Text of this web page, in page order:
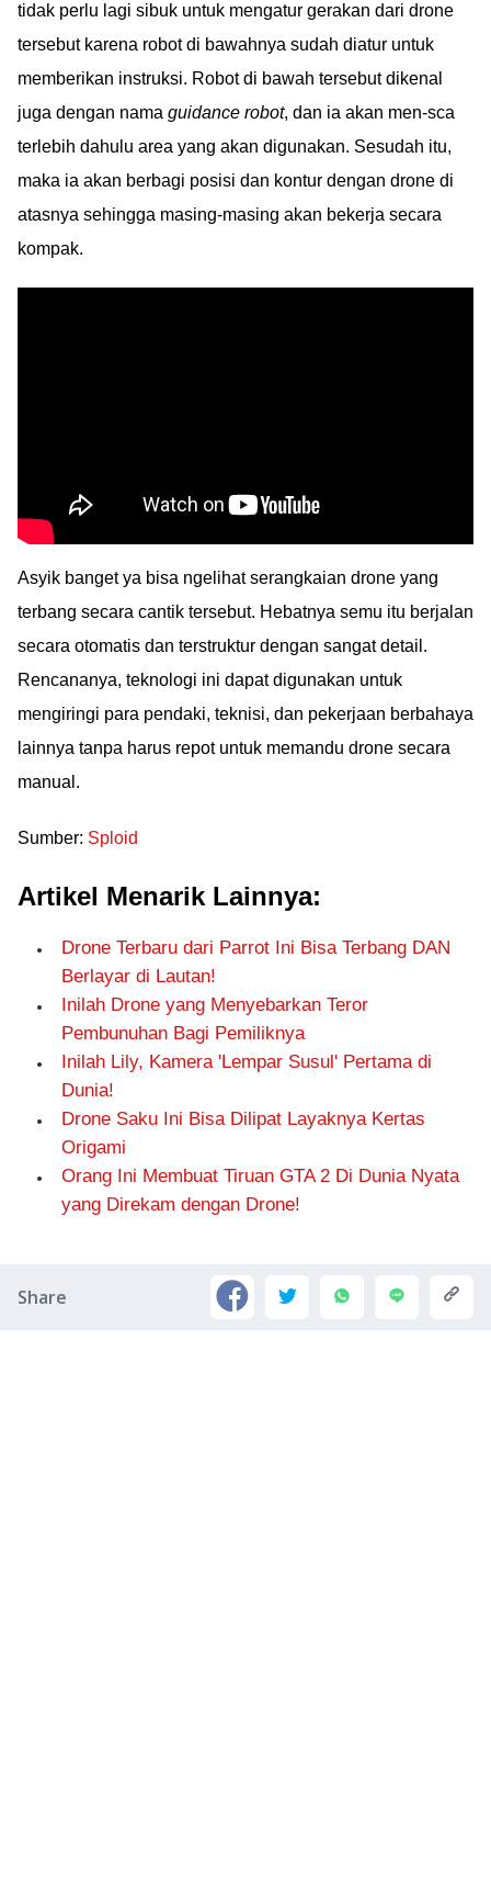
tidak perlu lagi sibuk untuk mengatur gerakan dari drone
tersebut karena robot di bawahnya sudah diatur untuk
memberikan instruksi. Robot di bawah tersebut dikenal
juga dengan nama guidance robot, dan ia akan men-sca
terlebih dahulu area yang akan digunakan. Sesudah itu,
maka ia akan berbagi posisi dan kontur dengan drone di
atasnya sehingga masing-masing akan bekerja secara
kompak.
Asyik banget ya bisa ngelihat serangkaian drone yang
terbang secara cantik tersebut. Hebatnya semu itu berjalan
secara otomatis dan terstruktur dengan sangat detail.
Rencananya, teknologi ini dapat digunakan untuk
mengiringi para pendaki, teknisi, dan pekerjaan berbahaya
lainnya tanpa harus repot untuk memandu drone secara
manual.
Sumber: Sploid
Artikel Menarik Lainnya:
Drone Terbaru dari Parrot Ini Bisa Terbang DAN
Berlayar di Lautan!
Inilah Drone yang Menyebarkan Teror
Pembunuhan Bagi Pemiliknya
Inilah Lily, Kamera 'Lempar Susul' Pertama di
Dunia!
Drone Saku Ini Bisa Dilipat Layaknya Kertas
Origami
Orang Ini Membuat Tiruan GTA 2 Di Dunia Nyata
yang Direkam dengan Drone!
Share